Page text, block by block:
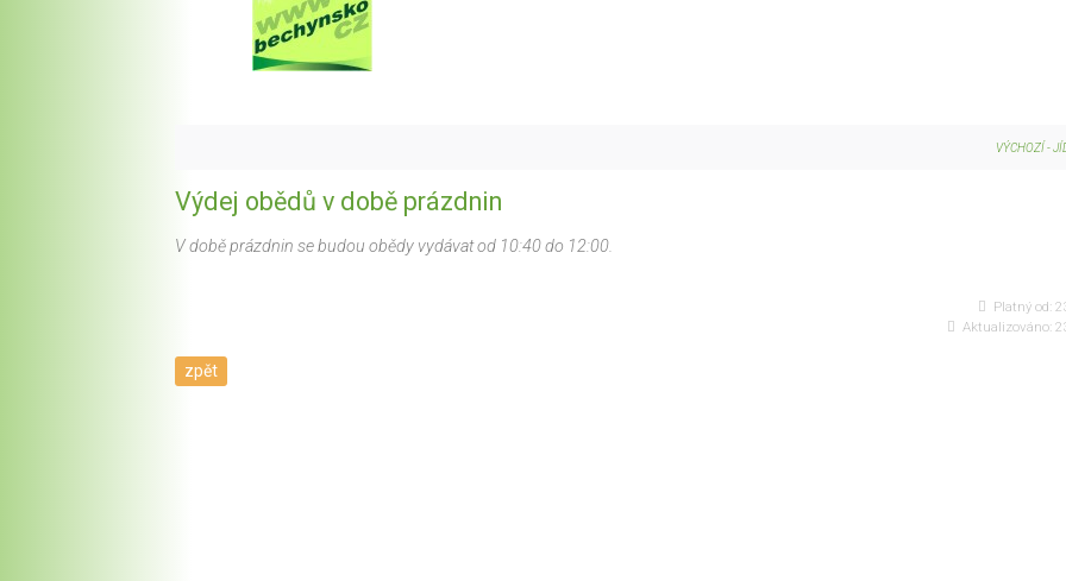
VÝCHOZÍ-
Výdej obědů v době prázdnin
V době prázdnin se budou obědy vydávat od 10:40 do 12:00.
Platný od:
Aktualizováno:
zpět